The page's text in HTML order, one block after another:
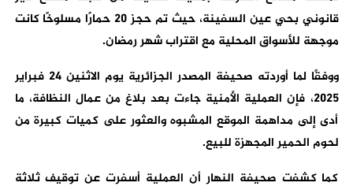
قانوني بحي عين السفينة، حيث تم حجز 20 حمارًا مسلوخًا كانت
موجهة للأسواق المحلية مع اقتراب شهر رمضان.
ووفقًا لما أوردته صحيفة المصدر الجزائرية يوم الاثنين 24 فبراير
2025، فإن العملية الأمنية جاءت بعد بلاغ من عمال النظافة، ما
أدى إلى مداهمة الموقع المشبوه والعثور على كميات كبيرة من
لحوم الحمير المجهزة للبيع.
كما كشفت صحيفة النهار أن العملية أسفرت عن توقيف ثلاثة